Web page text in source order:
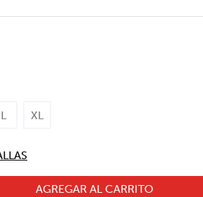
L XL
AGREGAR AL CARRITO